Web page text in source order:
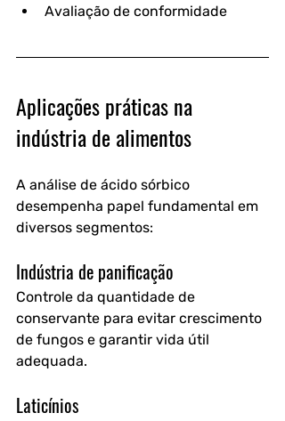
Avaliação de conformidade
Aplicações práticas na
indústria de alimentos
A análise de ácido sórbico
desempenha papel fundamental em
diversos segmentos:
Indústria de panificação
Controle da quantidade de
conservante para evitar crescimento
de fungos e garantir vida útil
adequada.
Laticínios